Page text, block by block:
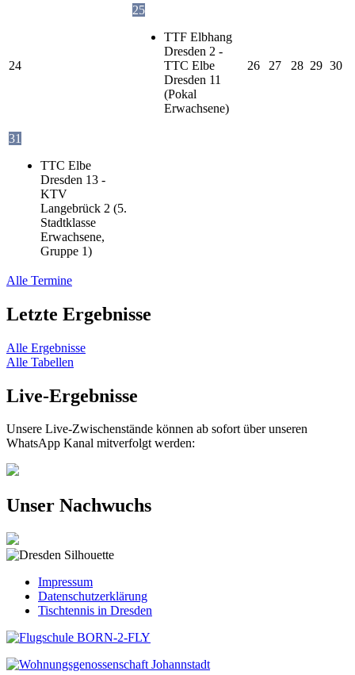
24
25
TTF Elbhang
Dresden 2 -
TTC Elbe
Dresden 11
(Pokal
Erwachsene)
26 27 28 29 30
31
TTC Elbe
Dresden 13 -
KTV
Langebrück 2 (5.
Stadtklasse
Erwachsene,
Gruppe 1)
Alle Termine
Letzte Ergebnisse
Alle Ergebnisse
Alle Tabellen
Live-Ergebnisse
Unsere Live-Zwischenstände können ab sofort über unseren
WhatsApp Kanal mitverfolgt werden:
Unser Nachwuchs
Impressum
Datenschutzerklärung
Tischtennis in Dresden